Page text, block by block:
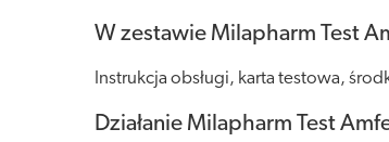
W zestawie Milapharm Test
Instrukcja obsługi, karta testowa,
Działanie Milapharm Test